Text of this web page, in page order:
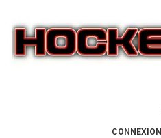
CONNEXION